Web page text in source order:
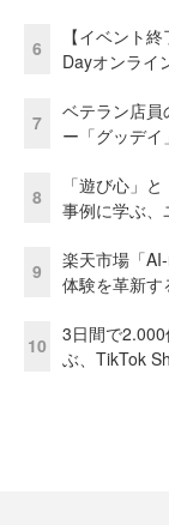
6
【イベント
Dayオンライ
7
ベテラン店員
ー「グッデ
8
「遊び心」
事例に学ぶ
9
楽天市場「
体験を革新す
10
3日間で
ぶ、TikTok